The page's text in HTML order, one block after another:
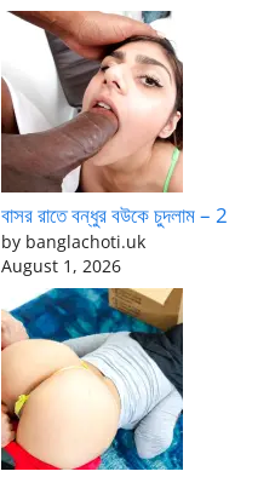
বাসর রাতে বন্ধুর বউকে চুদলাম – 2
by banglachoti.uk
August 1, 2026